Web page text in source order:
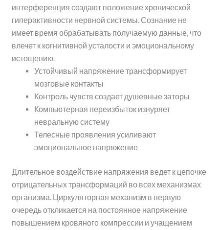
интерференция создают положение хронической
гиперактивности нервной системы. Сознание не
имеет время обрабатывать получаемую данные, что
влечет к когнитивной усталости и эмоциональному
истощению.
Устойчивый напряжение трансформирует
мозговые контакты
Контроль чувств создает душевные заторы
Компьютерная переизбыток изнуряет
невральную систему
Телесные проявления усиливают
эмоциональное напряжение
Длительное воздействие напряжения ведет к цепочке
отрицательных трансформаций во всех механизмах
организма. Циркуляторная механизм в первую
очередь откликается на постоянное напряжение
повышением кровяного компрессии и учащением